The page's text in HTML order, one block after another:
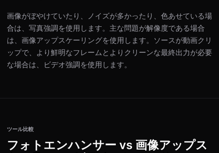
画像がぼやけていたり、ノイズが多かったり、色あせている場
合は、写真強調を使用します。主な問題が解像度である場合
は、画像アップスケーリングを使用します。ソースが動画クリ
ップで、より鮮明なフレームとよりクリーンな最終出力が必要
な場合は、ビデオ強調を使用します。
ツール比較
フォトエンハンサー vs 画像アップス